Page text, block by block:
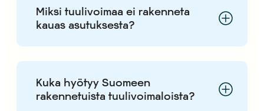
Miksi tuulivoimaa ei rakenneta
kauas asutuksesta?
Kuka hyötyy Suomeen
rakennetuista tuulivoimaloista?